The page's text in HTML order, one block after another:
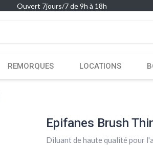
Ouvert 7jours/7 de 9h à 18h
REMORQUES LOCATIONS
Epifanes Brush
Diluant de haute qualité pour